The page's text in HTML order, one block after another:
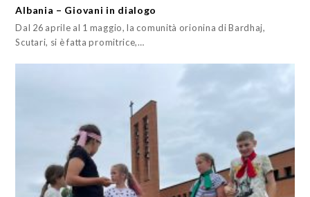
Albania – Giovani in dialogo
Dal 26 aprile al 1 maggio, la comunità orionina di Bardhaj,
Scutari, si è fatta promitrice,…